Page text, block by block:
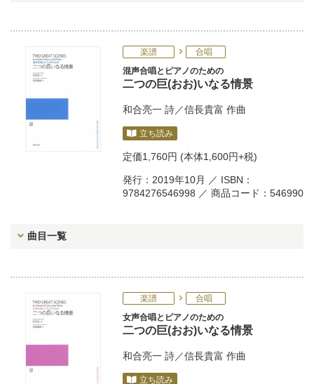
楽譜
合唱
混声合唱とピアノのための
二つの巨(おお)いなる情景
和合亮一 詩／信長貴富 作曲
立ち読み
定価1,760円 (本体1,600円+税)
発行：2019年10月 ／ ISBN：
9784276546998 ／ 商品コード：546990
曲目一覧
楽譜
合唱
女声合唱とピアノのための
二つの巨(おお)いなる情景
和合亮一 詩／信長貴富 作曲
立ち読み